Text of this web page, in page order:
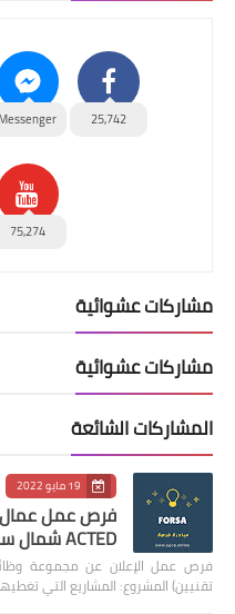
25,742
Messenger
75,274
مشاركات عشوائية
مشاركات عشوائية
المشاركات الشائعة
19 مايو 2022
فرص عمل عمال
ACTED شمال سوريا
فرص عمل الإعلان عن مجموعة
تقنيين) المشروع: المشاريع التي